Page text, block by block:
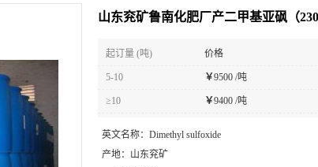
山东兖矿鲁南化肥厂产二甲基亚砜（
起订量 (吨) 价格
5-10 ￥9500 /吨
≥10 ￥9400 /吨
英文名称： Dimethyl sulfoxide
产地： 山东兖矿